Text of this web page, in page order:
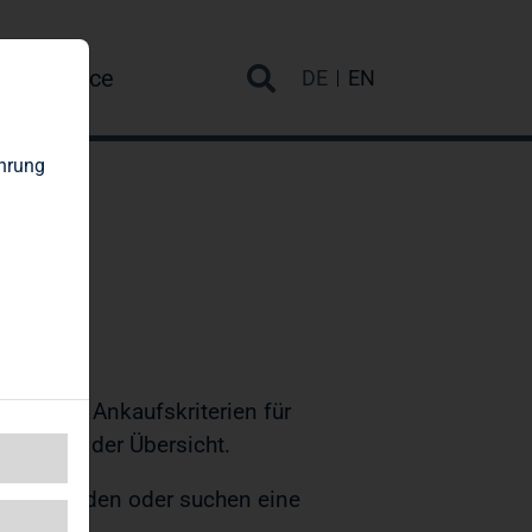
Service DE EN
hin zu Ankaufskriterien für
in der Übersicht.
anmelden oder suchen eine